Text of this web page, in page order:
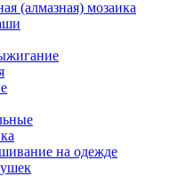
(алмазная) мозаика
на одежде